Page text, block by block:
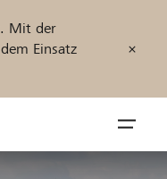
Mit der
Einsatz
öffnen